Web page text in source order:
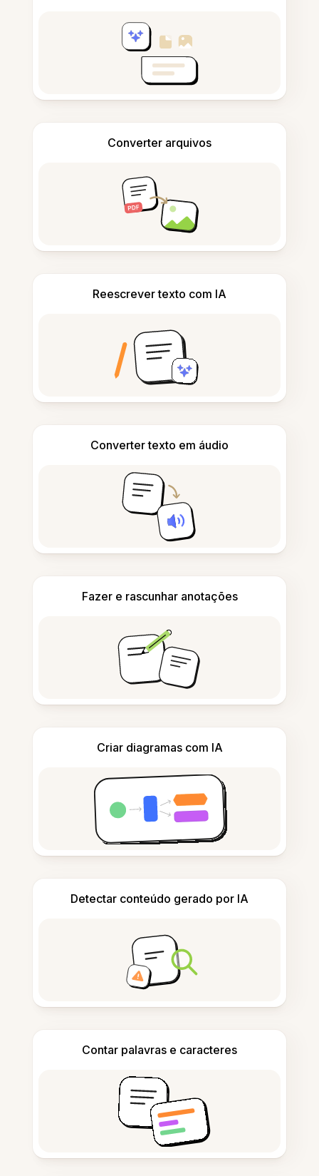
Converter arquivos
Reescrever texto com IA
Converter texto em áudio
Fazer e rascunhar anotações
Criar diagramas com IA
Detectar conteúdo gerado por IA
Contar palavras e caracteres